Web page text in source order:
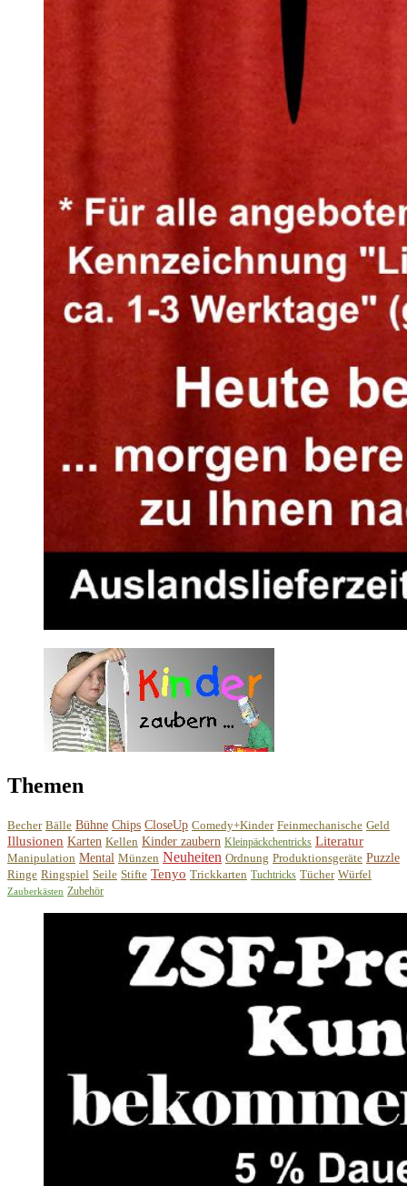
Themen
Becher Bälle Bühne Chips CloseUp Comedy+Kinder Feinmechanische Geld
Illusionen Karten Kellen Kinder zaubern Kleinpäckchentricks Literatur
Manipulation Mental Münzen Neuheiten Ordnung Produktionsgeräte Puzzle
Ringe Ringspiel Seile Stifte Tenyo Trickkarten Tuchtricks Tücher Würfel
Zauberkästen Zubehör